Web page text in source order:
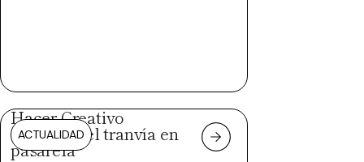
ACTUALIDAD
Hacer Creativo
convierte el tranvía en
pasarela